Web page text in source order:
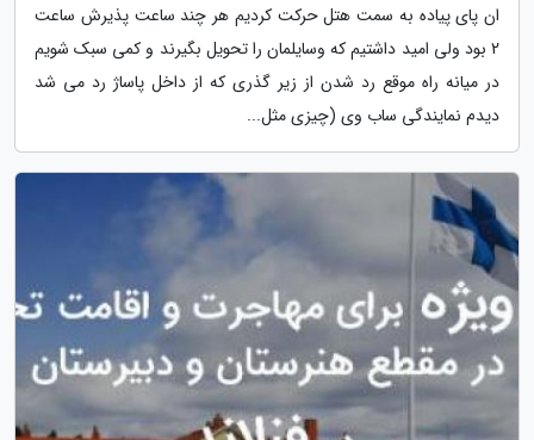
ان پای پیاده به سمت هتل حرکت کردیم هر چند ساعت پذیرش ساعت
2 بود ولی امید داشتیم که وسایلمان را تحویل بگیرند و کمی سبک شویم
در میانه راه موقع رد شدن از زیر گذری که از داخل پاساژ رد می شد
دیدم نمایندگی ساب وی (چیزی مثل...